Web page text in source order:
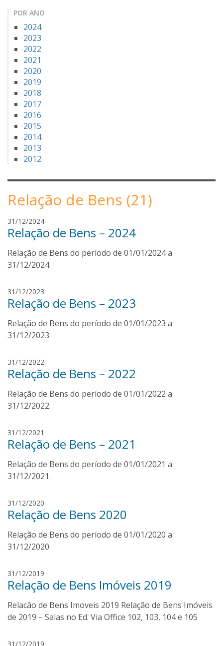
POR ANO
2024
2023
2022
2021
2020
2019
2018
2017
2016
2015
2014
2013
2012
Relação de Bens (21)
31/12/2024J
o
é
A
l
d
o
d
o
s
J
i
o
r
Relação de Bens – 2024
Relação de Bens do período de 01/01/2024 a
31/12/2024.
31/12/2023
o
é
A
l
d
o
d
o
s
J
i
o
r
Relação de Bens – 2023
Relação de Bens do período de 01/01/2023 a
31/12/2023.
31/12/2022
i
g
o
b
o
s
a
Relação de Bens – 2022
Relação de Bens do período de 01/01/2022 a
31/12/2022.
31/12/2021
o
é
A
l
d
o
d
o
s
J
Relação de Bens – 2021
Relação de Bens do período de 01/01/2021 a
31/12/2021.
31/12/2020
v
n
O
e
i
r
a
Relação de Bens 2020
Relação de Bens do período de 01/01/2020 a
31/12/2020.
31/12/2019
n
o
n
Relação de Bens Imóveis 2019
Relacâo de Bens Imoveis 2019 Relação de Bens Imóveis
de 2019 – Salas no Ed. Via Office 102, 103, 104 e 105
31/12/2019